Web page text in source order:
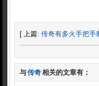
[ 上篇: 传奇有多火手把手
与传奇相关的文章有：